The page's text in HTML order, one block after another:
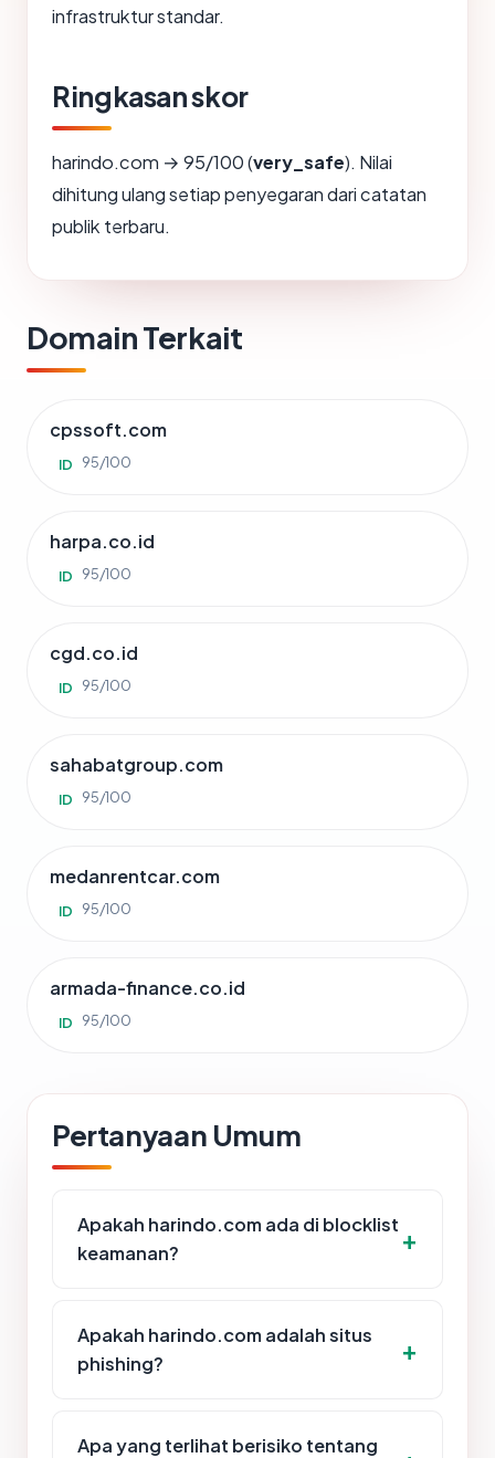
infrastruktur standar.
Ringkasan skor
harindo.com → 95/100 (very_safe). Nilai
dihitung ulang setiap penyegaran dari catatan
publik terbaru.
Domain Terkait
cpssoft.com
ID 95/100
harpa.co.id
ID 95/100
cgd.co.id
ID 95/100
sahabatgroup.com
ID 95/100
medanrentcar.com
ID 95/100
armada-finance.co.id
ID 95/100
Pertanyaan Umum
Apakah harindo.com ada di blocklist
keamanan?
Apakah harindo.com adalah situs
phishing?
Apa yang terlihat berisiko tentang